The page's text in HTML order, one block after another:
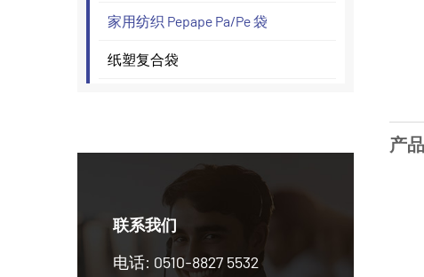
家用纺织 Pepape Pa/Pe 袋
纸塑复合袋
联系我们
电话: 0510-8827 5532
产